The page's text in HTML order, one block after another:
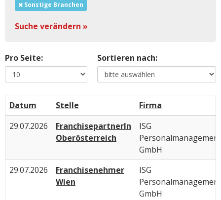
Sonstige Branchen
Suche verändern »
Pro Seite: Sortieren nach:
Datum Stelle
Firma
29.07.2026
FranchisepartnerIn
Oberösterreich
ISG
Personalmanagement
GmbH
29.07.2026
Franchisenehmer
Wien
ISG
Personalmanagement
GmbH